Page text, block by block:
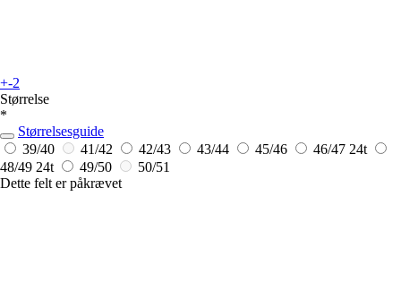
+-2
Størrelse
*
Størrelsesguide
39/40
41/42 42/43 43/44 45/46 46/47 24t
48/49 24t 49/50
50/51
Dette felt er påkrævet